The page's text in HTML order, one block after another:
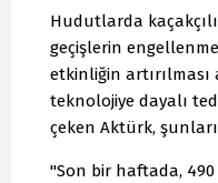
Hudutlarda
geçişlerin
etkinliğin artırılması
teknolojiye dayalı
çeken Aktürk,
"Son bir haftada, 490